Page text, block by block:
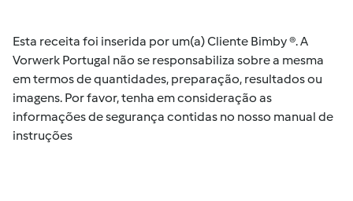
Esta receita foi inserida por um(a) Cliente Bimby ®. A
Vorwerk Portugal não se responsabiliza sobre a mesma
em termos de quantidades, preparação, resultados ou
imagens. Por favor, tenha em consideração as
informações de segurança contidas no nosso manual de
instruções